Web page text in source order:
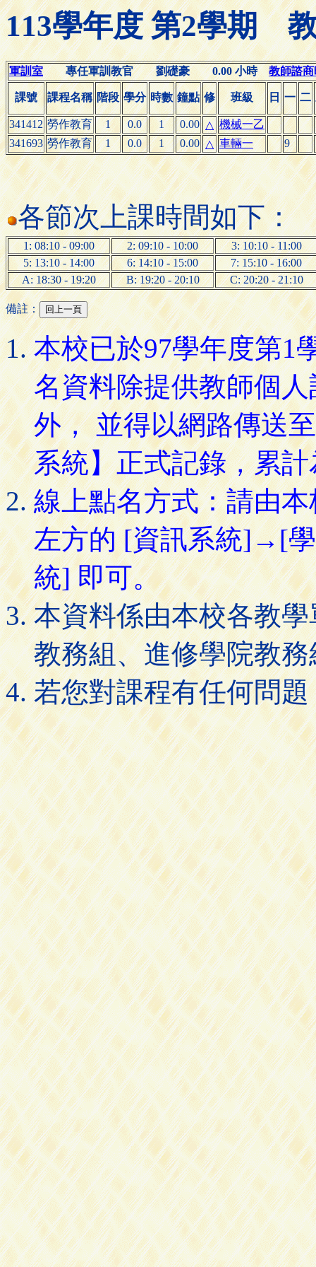
113學年度 第2學期
軍訓室專任軍訓教官 劉礎豪 0.00 小時 教師諮商
課號 課程名稱 階段 學分 時數 鐘點 修 班級 日 一 二
341412 勞作教育 1 0.0 1 0.00 △ 機械一乙
341693 勞作教育 1 0.0 1 0.00 △ 車輛一 9
各節次上課時間如下：
1: 08:10 - 09:00 2: 09:10 - 10:00
3: 10:10 - 11:00
5: 13:10 - 14:00
6: 14:10 - 15:00
7: 15:10 - 16:00
A: 18:30 - 19:20
B: 19:20 - 20:10 C: 20:20 - 21:10
備註：
本校已於97學年度第1
名資料除提供教師個
外， 並得以網路傳送
系統】正式記錄，累
線上點名方式：請由
左方的 [資訊系統]→[
統] 即可。
本資料係由本校各教
教務組、進修學院教
若您對課程有任何問